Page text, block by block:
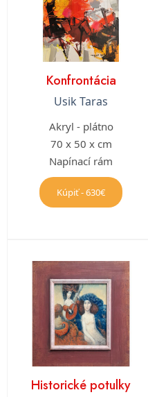
Konfrontácia
Usik Taras
Akryl - plátno
70 x 50 x cm
Napínací rám
Kúpiť - 630€
Historické potulky